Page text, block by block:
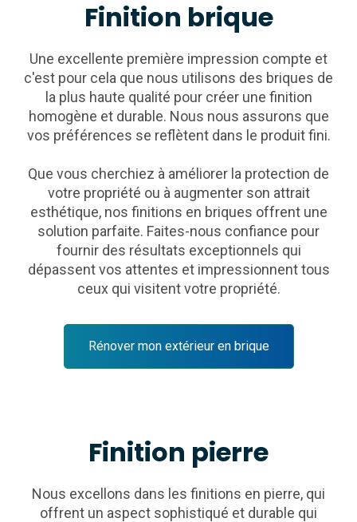
Finition brique
Une excellente première impression compte et
c'est pour cela que nous utilisons des briques de
la plus haute qualité pour créer une finition
homogène et durable. Nous nous assurons que
vos préférences se reflètent dans le produit fini.
Que vous cherchiez à améliorer la protection de
votre propriété ou à augmenter son attrait
esthétique, nos finitions en briques offrent une
solution parfaite. Faites-nous confiance pour
fournir des résultats exceptionnels qui
dépassent vos attentes et impressionnent tous
ceux qui visitent votre propriété.
Rénover mon extérieur en brique
Finition pierre
Nous excellons dans les finitions en pierre, qui
offrent un aspect sophistiqué et durable qui